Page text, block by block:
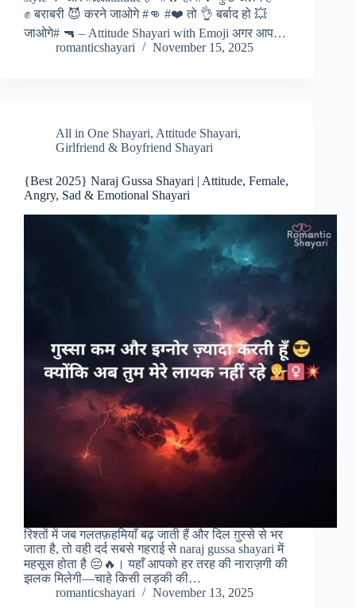
✊ बराबरी 😈 करने जाओगे #👊 #❤️ तो 👌 बर्बाद हो 💥
जाओगे# 🔫 – Attitude Shayari with Emoji अगर आप…
romanticshayari
November 15, 2025
All in One Shayari, Attitude Shayari,
Girlfriend & Boyfriend Shayari
{Best 2025} Naraj Gussa Shayari | Attitude, Female,
Angry, Sad & Emotional Shayari
रिश्तों में जब गलतफ़हमियाँ बढ़ जाती हैं और दिल ग़ुस्से से भर
जाता है, तो वही दर्द सबसे गहराई से naraj gussa shayari में
महसूस होता है 😔🔥। यहाँ आपको हर तरह की नाराज़गी की
झलक मिलेगी—चाहे किसी लड़की की…
romanticshayari
November 13, 2025